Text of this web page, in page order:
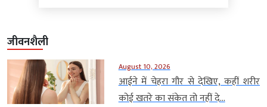
जीवनशैली
August 10, 2026
आईने में चेहरा गौर से देखिए, कहीं शरीर
कोई खतरे का संकेत तो नहीं दे...